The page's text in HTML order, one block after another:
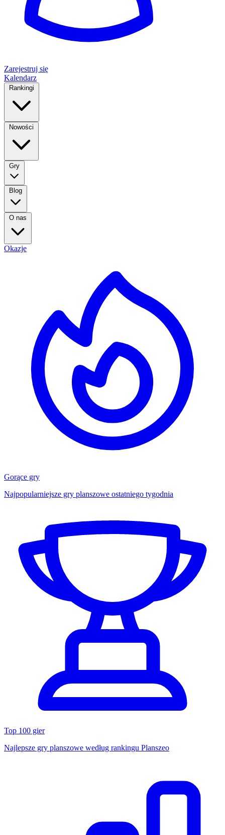
Zarejestruj się
Kalendarz
Rankingi
Nowości
Gry
Blog
O nas
Okazje
Gorące gry
Najpopularniejsze gry planszowe ostatniego tygodnia
Top 100 gier
Najlepsze gry planszowe według rankingu Planszeo